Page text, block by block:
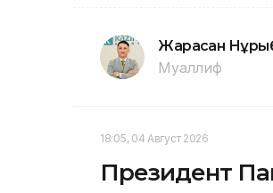
Жарасқан
Муаллиф
18:05, 04 Август 2026
Президент